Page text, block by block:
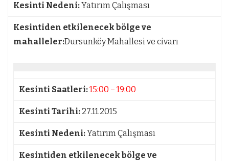
Kesinti Nedeni:Yatırım Çalışması
Kesintiden etkilenecek bölge ve
mahalleler:Dursunköy Mahallesi ve civarı
Kesinti Saatleri:15:00 – 19:00
Kesinti Tarihi: 27.11.2015
Kesinti Nedeni:Yatırım Çalışması
Kesintiden etkilenecek bölge ve